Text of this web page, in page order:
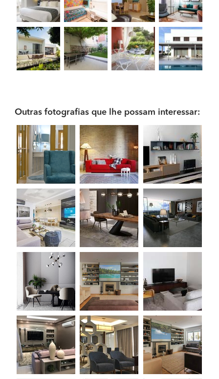
Outras fotografias que lhe possam interessar: